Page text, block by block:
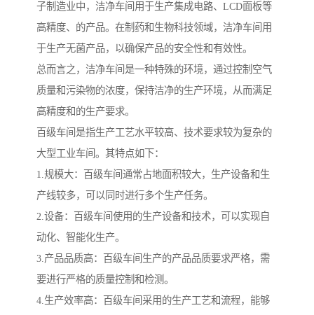
子制造业中，洁净车间用于生产集成电路、LCD面板等
高精度、的产品。在制药和生物科技领域，洁净车间用
于生产无菌产品，以确保产品的安全性和有效性。
总而言之，洁净车间是一种特殊的环境，通过控制空气
质量和污染物的浓度，保持洁净的生产环境，从而满足
高精度和的生产要求。
百级车间是指生产工艺水平较高、技术要求较为复杂的
大型工业车间。其特点如下：
1.规模大：百级车间通常占地面积较大，生产设备和生
产线较多，可以同时进行多个生产任务。
2.设备：百级车间使用的生产设备和技术，可以实现自
动化、智能化生产。
3.产品品质高：百级车间生产的产品品质要求严格，需
要进行严格的质量控制和检测。
4.生产效率高：百级车间采用的生产工艺和流程，能够